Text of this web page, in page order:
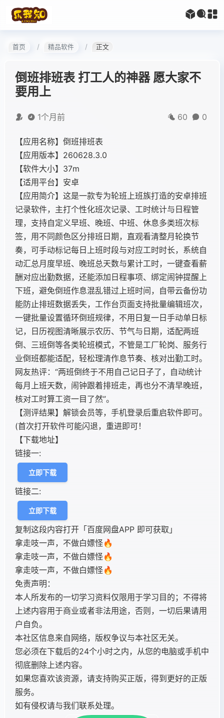
首页 精品软件 正文
倒班排班表 打工人的神器 愿大家不
要用上
1个月前 60 0
【应用名称】倒班排班表
【应用版本】260628.3.0
【软件大小】37m
【适用平台】安卓
【应用简介】这是一款专为轮班上班族打造的安卓排班
记录软件，主打个性化班次记录、工时统计与日程管
理，支持自定义早班、晚班、中班、休息多类班次标
签，用不同颜色区分排班日期，直观看清整月轮换节
奏，可手动标记每日上班时段与对应工时时长，系统自
动汇总月度早班、晚班总天数与累计工时，一键查看薪
酬对应出勤数据，还能添加日程事项、绑定闹钟提醒上
下班，避免倒班作息混乱错过上班时间，自带云备份功
能防止排班数据丢失，工作台页面支持批量编辑班次，
一键批量设置循环倒班规律，不用日复一日手动单日标
记，日历视图清晰展示农历、节气与日期，适配两班
倒、三班倒等各类轮班模式，不管是工厂轮岗、服务行
业倒班都能适配，轻松理清作息节奏、核对出勤工时。
网友热评：“两班倒终于不用自己记日子了，自动统计
每月上班天数，闹钟跟着排班走，再也分不清早晚班，
核对工时算工资一目了然”。
【测评结果】解锁会员等，手机登录后重启软件即可。
(首次打开软件可能闪退，重进即可！
【下载地址】
链接一:
立即下载
链接二:
立即下载
复制这段内容打开「百度网盘APP 即可获取」
拿走吱一声，不做白嫖怪🔥
拿走吱一声，不做白嫖怪🔥
拿走吱一声，不做白嫖怪🔥
免责声明：
本人所发布的一切学习资料仅限用于学习目的；不得将
上述内容用于商业或者非法用途，否则，一切后果请用
户自负。
本社区信息来自网络，版权争议与本社区无关。
您必须在下载后的24个小时之内，从您的电脑或手机中
彻底删除上述内容。
如果您喜欢该资源，请支持购买正版，得到更好的正版
服务。
如有侵权请与我们联系处理。